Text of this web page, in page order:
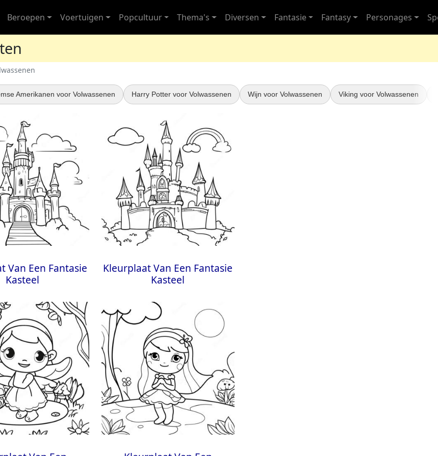
Beroepen Voertuigen Popcultuur Thema's Diversen Fantasie Fantasy Personages
Amerikanen voor Volwassenen Harry Potter voor Volwassenen Wijn voor Volwassenen Viking voor Volwassenen
Van Een Fantasie
Kasteel
Kleurplaat Van Een Fantasie
Kasteel